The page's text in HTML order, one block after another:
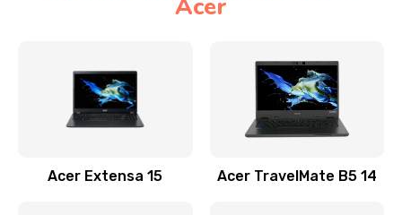
Настройка BIOS
Замена видеочипа
Заказать
Acer
Acer Extensa 15 Acer TravelMate B5 14